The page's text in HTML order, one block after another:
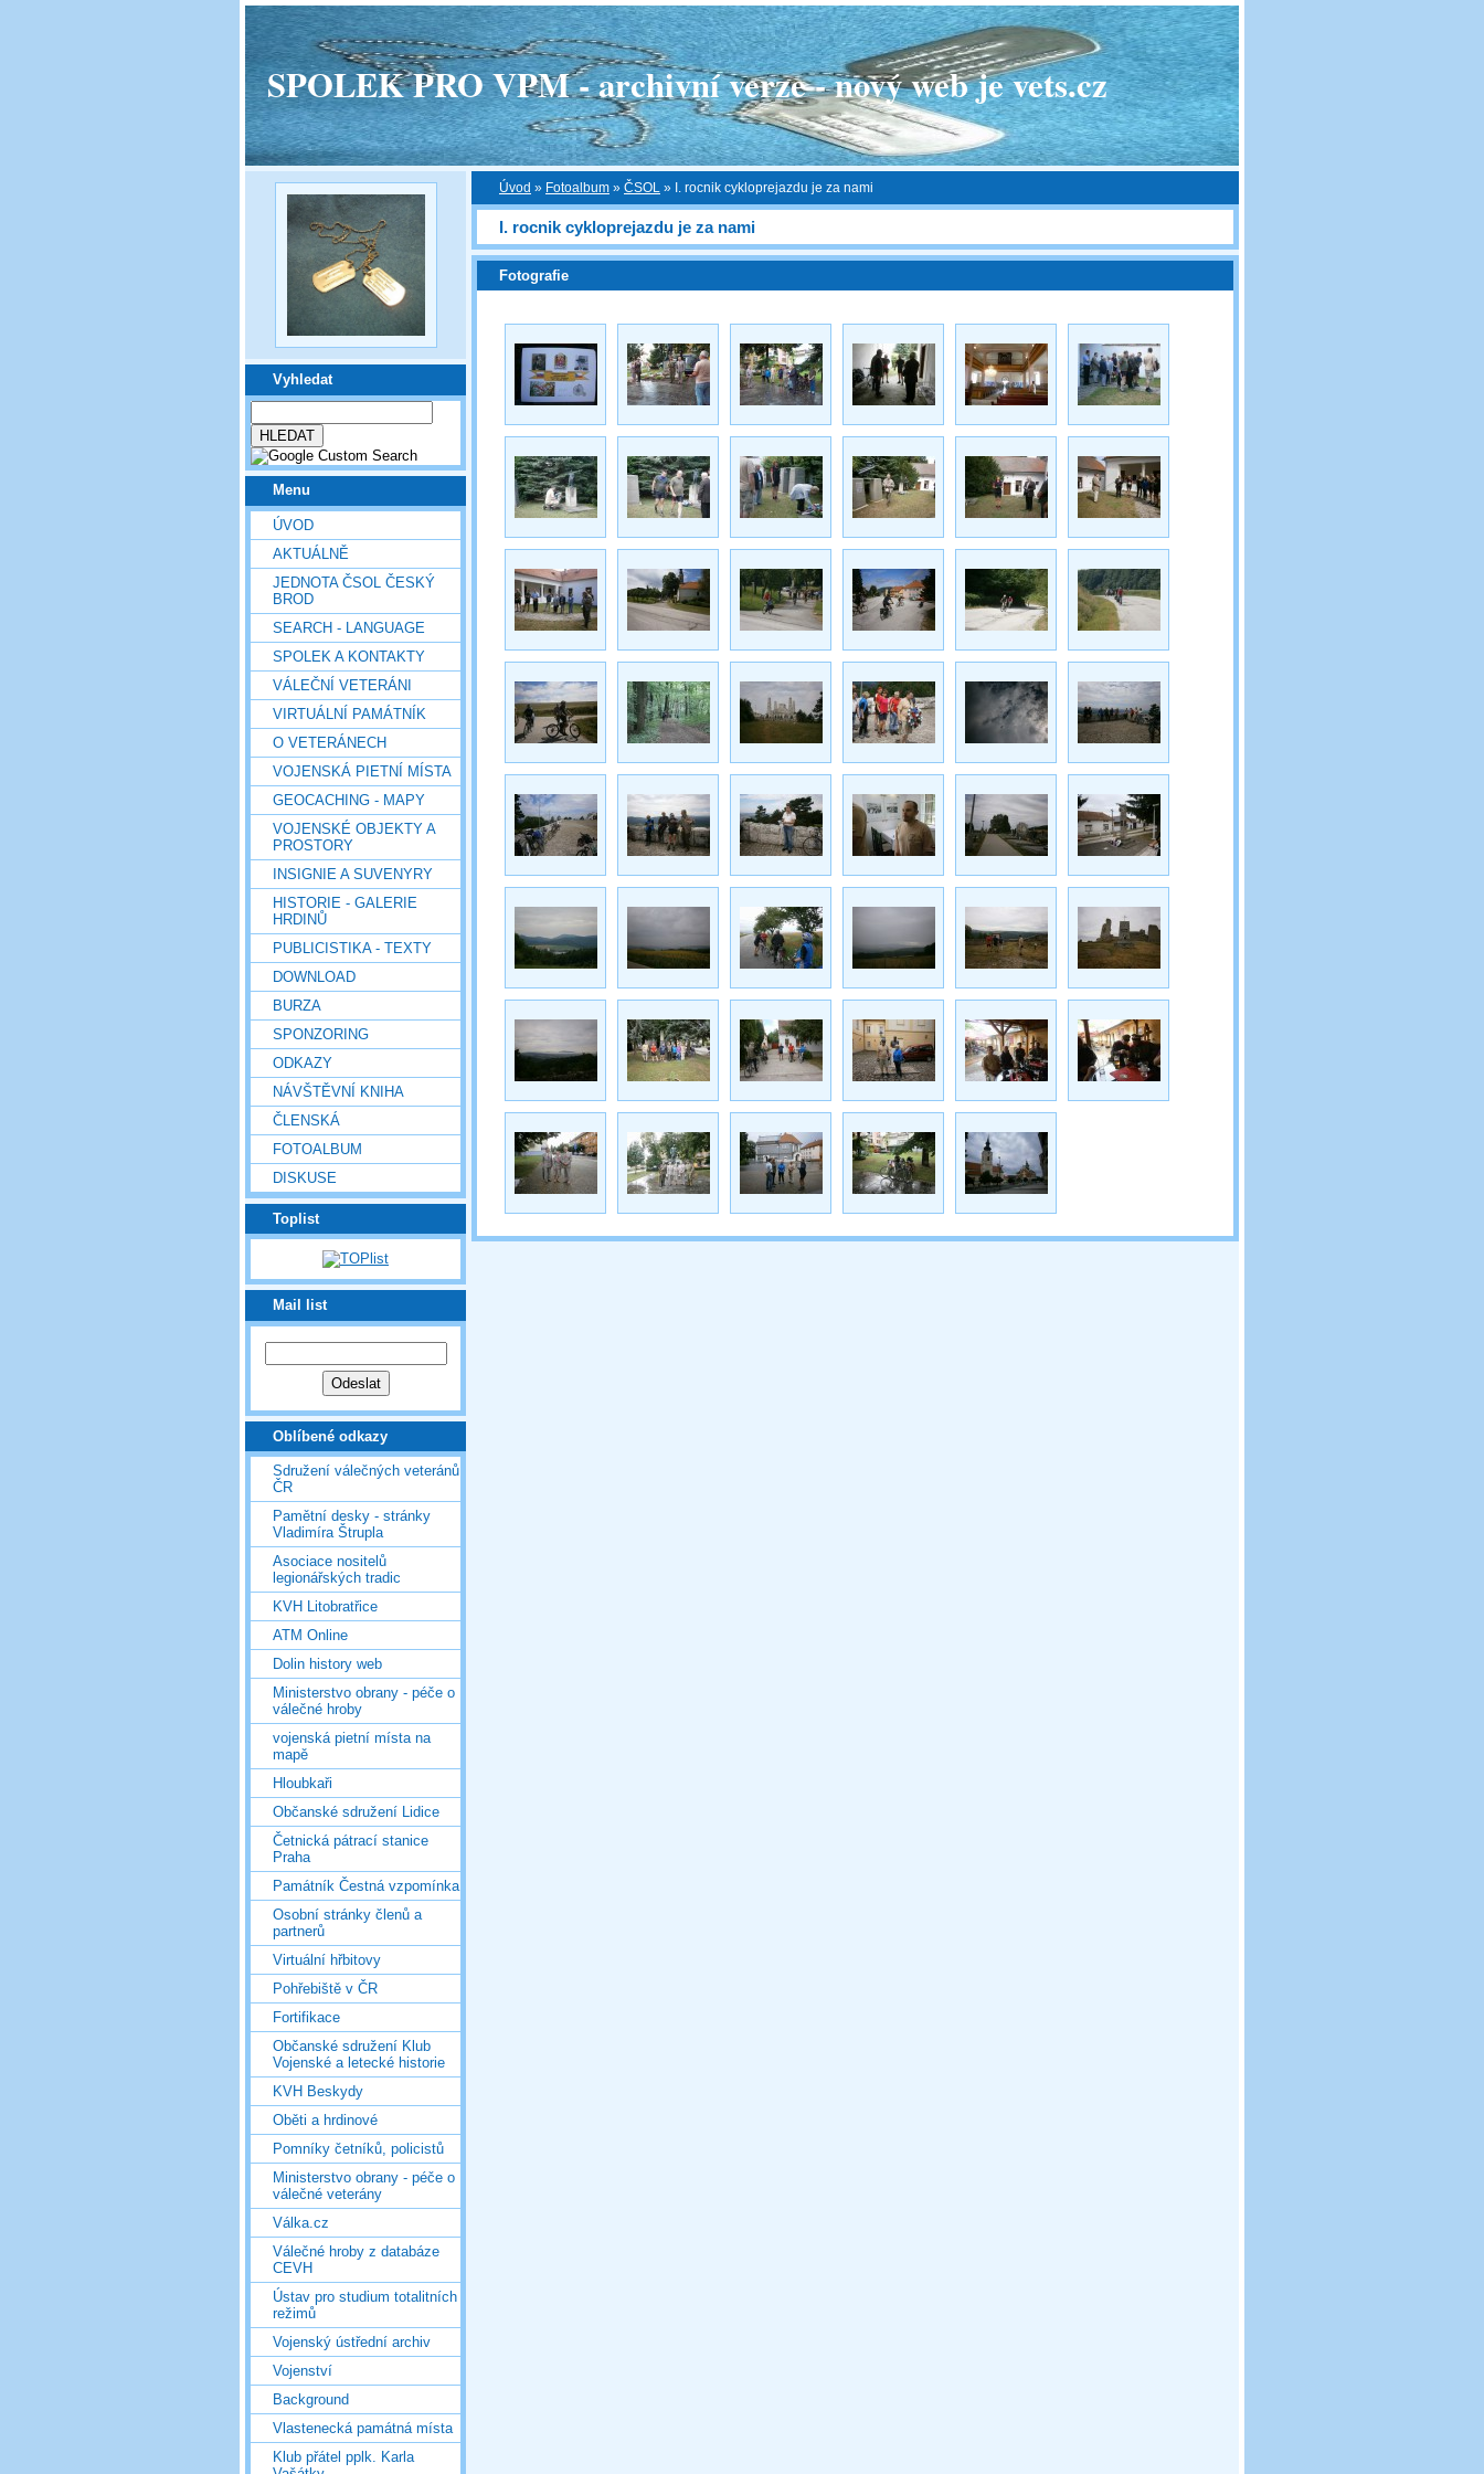
SPOLEK PRO VPM - archivní verze - nový web je vets.cz
Vyhledat
Menu
ÚVOD
AKTUÁLNĚ
JEDNOTA ČSOL ČESKÝ
BROD
SEARCH - LANGUAGE
SPOLEK A KONTAKTY
VÁLEČNÍ VETERÁNI
VIRTUÁLNÍ PAMÁTNÍK
O VETERÁNECH
VOJENSKÁ PIETNÍ MÍSTA
GEOCACHING - MAPY
VOJENSKÉ OBJEKTY A
PROSTORY
INSIGNIE A SUVENYRY
HISTORIE - GALERIE
HRDINŮ
PUBLICISTIKA - TEXTY
DOWNLOAD
BURZA
SPONZORING
ODKAZY
NÁVŠTĚVNÍ KNIHA
ČLENSKÁ
FOTOALBUM
DISKUSE
Toplist
Mail list
Oblíbené odkazy
Sdružení válečných veteránů
ČR
Pamětní desky - stránky
Vladimíra Štrupla
Asociace nositelů
legionářských tradic
KVH Litobratřice
ATM Online
Dolin history web
Ministerstvo obrany - péče o
válečné hroby
vojenská pietní místa na
mapě
Hloubkaři
Občanské sdružení Lidice
Četnická pátrací stanice
Praha
Památník Čestná vzpomínka
Osobní stránky členů a
partnerů
Virtuální hřbitovy
Pohřebiště v ČR
Fortifikace
Občanské sdružení Klub
Vojenské a letecké historie
KVH Beskydy
Oběti a hrdinové
Pomníky četníků, policistů
Ministerstvo obrany - péče o
válečné veterány
Válka.cz
Válečné hroby z databáze
CEVH
Ústav pro studium totalitních
režimů
Vojenský ústřední archiv
Vojenství
Background
Vlastenecká památná místa
Klub přátel pplk. Karla
Úvod » Fotoalbum » ČSOL » I. rocnik cykloprejazdu je za nami
I. rocnik cykloprejazdu je za nami
Fotografie